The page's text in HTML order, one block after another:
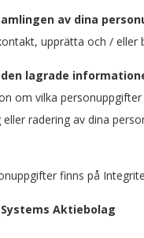
av dina
upprätta och / eller
lagrade
om vilka
radering av dina
finns på
Aktiebolag